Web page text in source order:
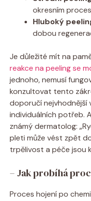
okresním
Hluboký
dobou
Je důležité mít na
reakce na peeling se
jednoho, nemusí
konzultovat tento
doporučí nejvhodnější
individuálních potřeb.
známý dermatolog:
pleti může vést zpět
trpělivost a péče jsou
– Jak probíhá
Proces hojení po